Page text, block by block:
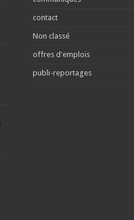
contact
Non classé
offres d'emplois
publi-reportages